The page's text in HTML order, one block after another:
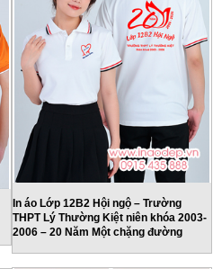
In áo Lớp 12B2 Hội ngộ – Trường
THPT Lý Thường Kiệt niên khóa 2003-
2006 – 20 Năm Một chặng đường